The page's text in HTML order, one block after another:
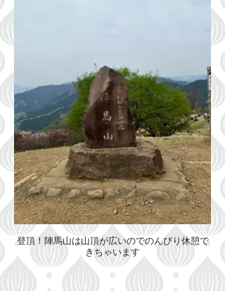
登頂！陣馬山は山頂が広いのでのんびり休憩で
きちゃいます